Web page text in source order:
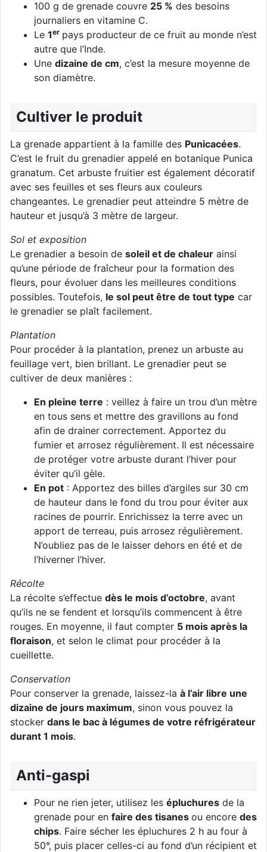
100 g de grenade couvre 25 % des besoins
journaliers en vitamine C.
Le 1er pays producteur de ce fruit au monde n’est
autre que l’Inde.
Une dizaine de cm, c’est la mesure moyenne de
son diamètre.
Cultiver le produit
La grenade appartient à la famille des Punicacées.
C’est le fruit du grenadier appelé en botanique Punica
granatum. Cet arbuste fruitier est également décoratif
avec ses feuilles et ses fleurs aux couleurs
changeantes. Le grenadier peut atteindre 5 mètre de
hauteur et jusqu’à 3 mètre de largeur.
Sol et exposition
Le grenadier a besoin de soleil et de chaleur ainsi
qu’une période de fraîcheur pour la formation des
fleurs, pour évoluer dans les meilleures conditions
possibles. Toutefois, le sol peut être de tout type car
le grenadier se plaît facilement.
Plantation
Pour procéder à la plantation, prenez un arbuste au
feuillage vert, bien brillant. Le grenadier peut se
cultiver de deux manières :
En pleine terre : veillez à faire un trou d’un mètre
en tous sens et mettre des gravillons au fond
afin de drainer correctement. Apportez du
fumier et arrosez régulièrement. Il est nécessaire
de protéger votre arbuste durant l’hiver pour
éviter qu’il gèle.
En pot : Apportez des billes d’argiles sur 30 cm
de hauteur dans le fond du trou pour éviter aux
racines de pourrir. Enrichissez la terre avec un
apport de terreau, puis arrosez régulièrement.
N’oubliez pas de le laisser dehors en été et de
l’hiverner l’hiver.
Récolte
La récolte s’effectue dès le mois d’octobre, avant
qu’ils ne se fendent et lorsqu’ils commencent à être
rouges. En moyenne, il faut compter 5 mois après la
floraison, et selon le climat pour procéder à la
cueillette.
Conservation
Pour conserver la grenade, laissez-la à l’air libre une
dizaine de jours maximum, sinon vous pouvez la
stocker dans le bac à légumes de votre réfrigérateur
durant 1 mois.
Anti-gaspi
Pour ne rien jeter, utilisez les épluchures de la
grenade pour en faire des tisanes ou encore des
chips. Faire sécher les épluchures 2 h au four à
50°, puis placer celles-ci au fond d’un récipient et